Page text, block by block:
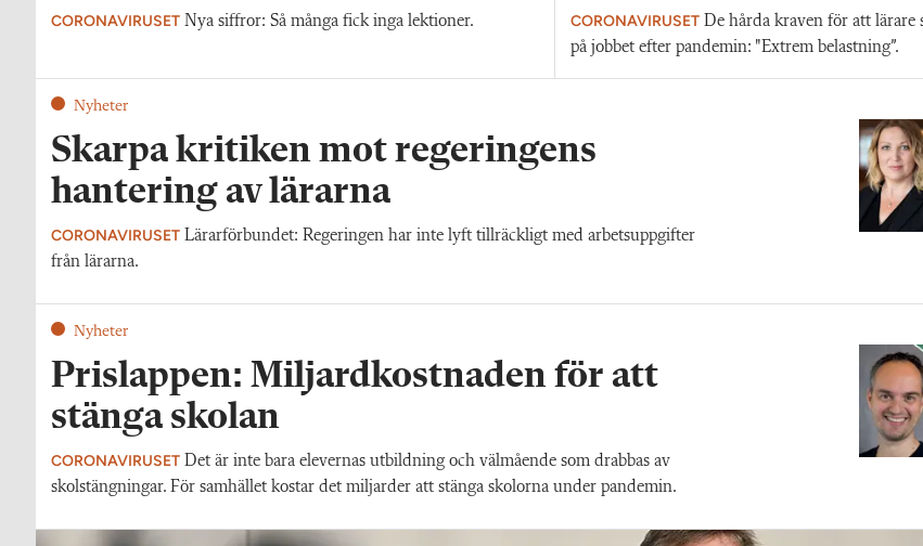
CORONAVIRUSET Nya siffror: Så många fick inga lektioner. CORONAVIRUSET De hårda kraven för att lärare
på jobbet efter pandemin: "Extrem belastning”.
Nyheter
Skarpa kritiken mot regeringens
hantering av lärarna
CORONAVIRUSET Lärarförbundet: Regeringen har inte lyft tillräckligt med arbetsuppgifter
från lärarna.
Nyheter
Prislappen: Miljardkostnaden för att
stänga skolan
CORONAVIRUSET Det är inte bara elevernas utbildning och välmående som drabbas av
skolstängningar. För samhället kostar det miljarder att stänga skolorna under pandemin.